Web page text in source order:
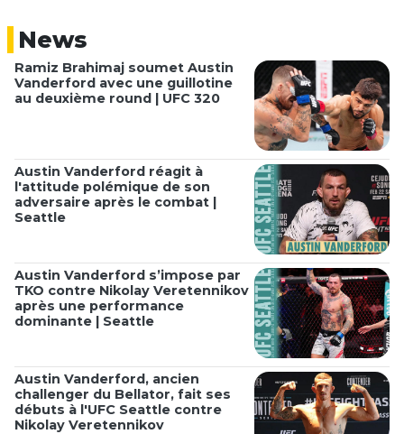
News
Ramiz Brahimaj soumet Austin
Vanderford avec une guillotine
au deuxième round | UFC 320
Austin Vanderford réagit à
l'attitude polémique de son
adversaire après le combat |
Seattle
Austin Vanderford s’impose par
TKO contre Nikolay Veretennikov
après une performance
dominante | Seattle
Austin Vanderford, ancien
challenger du Bellator, fait ses
débuts à l'UFC Seattle contre
Nikolay Veretennikov